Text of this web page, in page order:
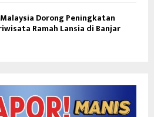
Dorong Peningkatan
Ramah Lansia di Banjar